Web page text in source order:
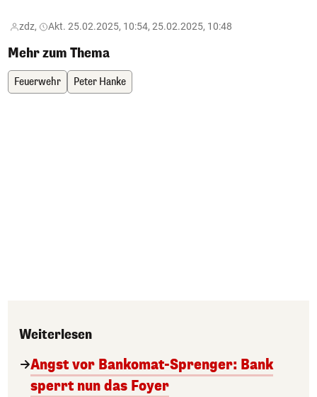
zdz, Akt. 25.02.2025, 10:54, 25.02.2025, 10:48
Mehr zum Thema
Feuerwehr Peter Hanke
Weiterlesen
Angst vor Bankomat-Sprenger: Bank
sperrt nun das Foyer